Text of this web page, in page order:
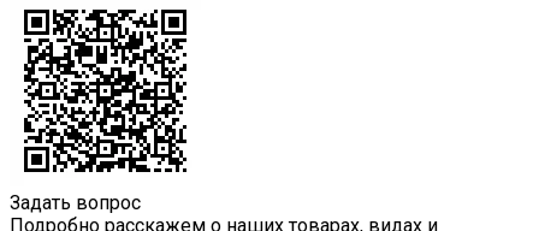
Задать вопрос
Подробно расскажем о наших товарах, видах и